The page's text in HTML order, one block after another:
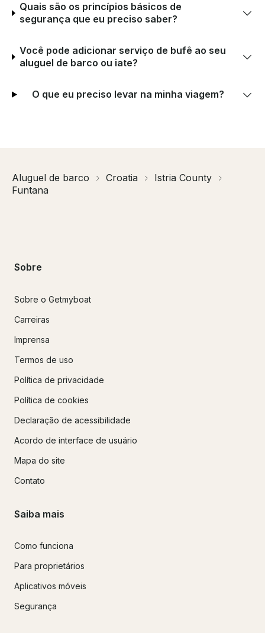
Quais são os princípios básicos de
segurança que eu preciso saber?
Você pode adicionar serviço de bufê ao seu
aluguel de barco ou iate?
O que eu preciso levar na minha viagem?
Aluguel de barco Croatia
Istria County
Funtana
Sobre
Sobre o Getmyboat
Carreiras
Imprensa
Termos de uso
Política de privacidade
Política de cookies
Declaração de acessibilidade
Acordo de interface de usuário
Mapa do site
Contato
Saiba mais
Como funciona
Para proprietários
Aplicativos móveis
Segurança